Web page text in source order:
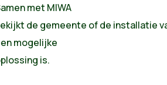
met MIWA
de gemeente of de installatie
mogelijke
is.